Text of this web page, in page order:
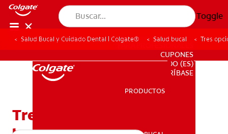
Toggle
PARA PROFESIONALES
CUPONES
DO (ES)
SUSCRÍBASE
PRODUCTOS
Salud Bucal y Cuidado Dental | Colgate® Salud bucal Tres
Tres opciones de